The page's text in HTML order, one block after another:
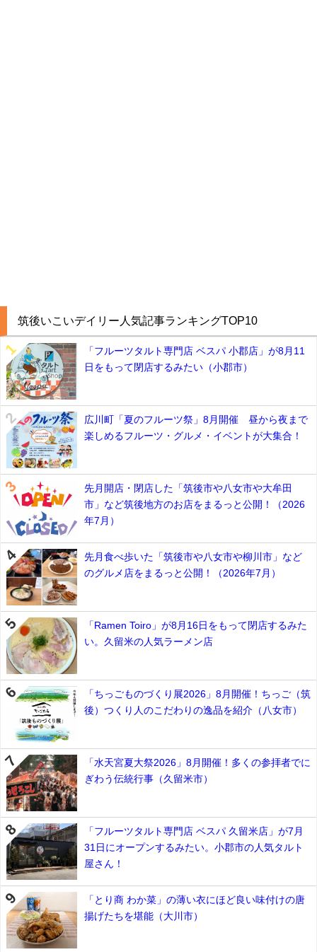
筑後いこいデイリー人気記事ランキングTOP10
「フルーツタルト専門店 ベスパ 小郡店」が8月11
日をもって閉店するみたい（小郡市）
広川町「夏のフルーツ祭」8月開催 昼から夜まで
楽しめるフルーツ・グルメ・イベントが大集合！
先月開店・閉店した「筑後市や八女市や大牟田
市」など筑後地方のお店をまるっと公開！（2026
年7月）
先月食べ歩いた「筑後市や八女市や柳川市」など
のグルメ店をまるっと公開！（2026年7月）
「Ramen Toiro」が8月16日をもって閉店するみた
い。久留米の人気ラーメン店
「ちっごものづくり展2026」8月開催！ちっご（筑
後）つくり人のこだわりの逸品を紹介（八女市）
「水天宮夏大祭2026」8月開催！多くの参拝者でに
ぎわう伝統行事（久留米市）
「フルーツタルト専門店 ベスパ 久留米店」が7月
31日にオープンするみたい。小郡市の人気タルト
屋さん！
「とり商 わか菜」の薄い衣にほど良い味付けの唐
揚げたちを堪能（大川市）